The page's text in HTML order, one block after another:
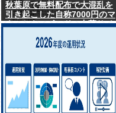
秋葉原で無料配布で大混乱を
引き起こした自称7000円のマ
ウスとキーボード、中華サイ
ったwww